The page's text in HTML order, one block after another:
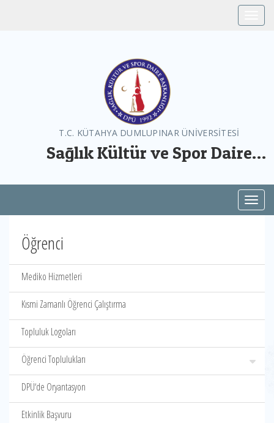
T.C. KÜTAHYA DUMLUPINAR ÜNİVERSİTESİ
Sağlık Kültür ve Spor Daire
Öğrenci
Mediko Hizmetleri
Kısmi Zamanlı Öğrenci Çalıştırma
Topluluk Logoları
Öğrenci Toplulukları
DPÜ‘de Oryantasyon
Etkinlik Başvuru